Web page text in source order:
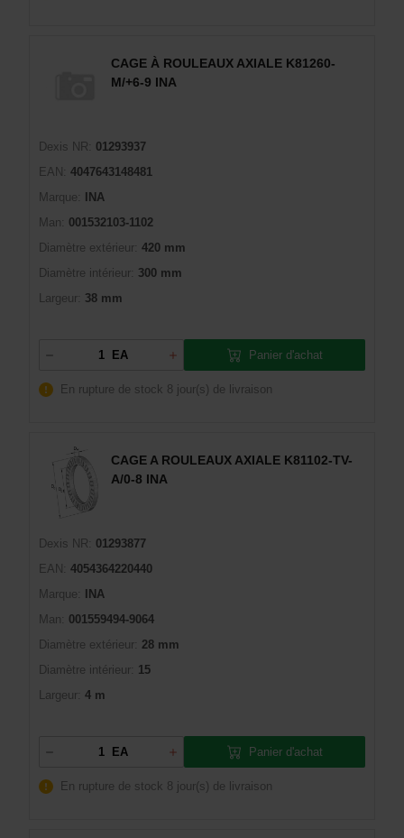
CAGE À ROULEAUX AXIALE K81260-
M/+6-9 INA
Dexis NR:
01293937
EAN:
4047643148481
Marque:
INA
Man:
001532103-1102
Diamètre extérieur: 420 mm
Diamètre intérieur: 300 mm
Largeur: 38 mm
EA Panier d'achat
En rupture de stock 8 jour(s) de livraison
CAGE A ROULEAUX AXIALE K81102-TV-
A/0-8 INA
Dexis NR:
01293877
EAN:
4054364220440
Marque:
INA
Man:
001559494-9064
Diamètre extérieur: 28 mm
Diamètre intérieur: 15
Largeur: 4 m
EA Panier d'achat
En rupture de stock 8 jour(s) de livraison